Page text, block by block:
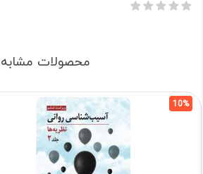
محصولات مشابه
10%